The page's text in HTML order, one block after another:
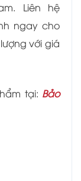
Liên hệ
ngay cho
với giá
tại: Bảo